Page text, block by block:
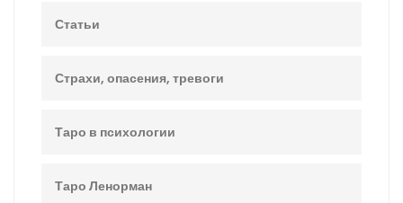
Статьи
Страхи, опасения, тревоги
Таро в психологии
Таро Ленорман